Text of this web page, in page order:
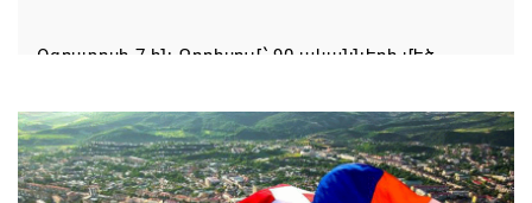
Օգոստոսի 7-ին Գորիսում՝ 90-ականների մեծ
05.08.2026 15:44
Սպառված իշխանության ախտանիշը